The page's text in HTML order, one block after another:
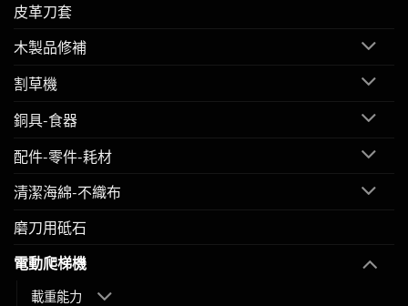
皮革刀套
木製品修補
割草機
銅具-食器
配件-零件-耗材
清潔海綿-不織布
磨刀用砥石
電動爬梯機
載重能力